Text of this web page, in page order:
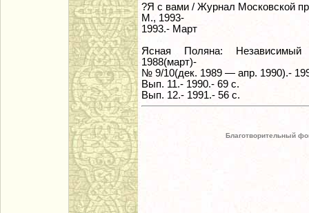
?Я с вами / Журнал Московской
М., 1993-
1993.- Март
Ясная Поляна: Независимый
1988(март)-
№ 9/10(дек. 1989 — апр. 1990).-
Вып. 11.- 1990.- 69 с.
Вып. 12.- 1991.- 56 с.
Благотворительный